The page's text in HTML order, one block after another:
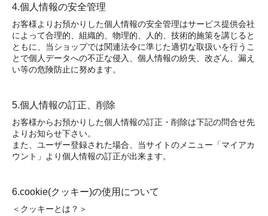
4.個人情報の安全管理
お客様よりお預かりした個人情報の安全管理はサービス提供会社
によって合理的、組織的、物理的、人的、技術的施策を講じると
ともに、当ショップでは関連法令に準じた適切な取扱いを行うこ
とで個人データへの不正な侵入、個人情報の紛失、改ざん、漏え
い等の危険防止に努めます。
5.個人情報の訂正、削除
お客様からお預かりした個人情報の訂正・削除は下記の問合せ先
よりお知らせ下さい。
また、ユーザー登録された場合、当サイトのメニュー「マイアカ
ウント」より個人情報の訂正が出来ます。
6.cookie(クッキー)の使用について
＜クッキーとは？＞